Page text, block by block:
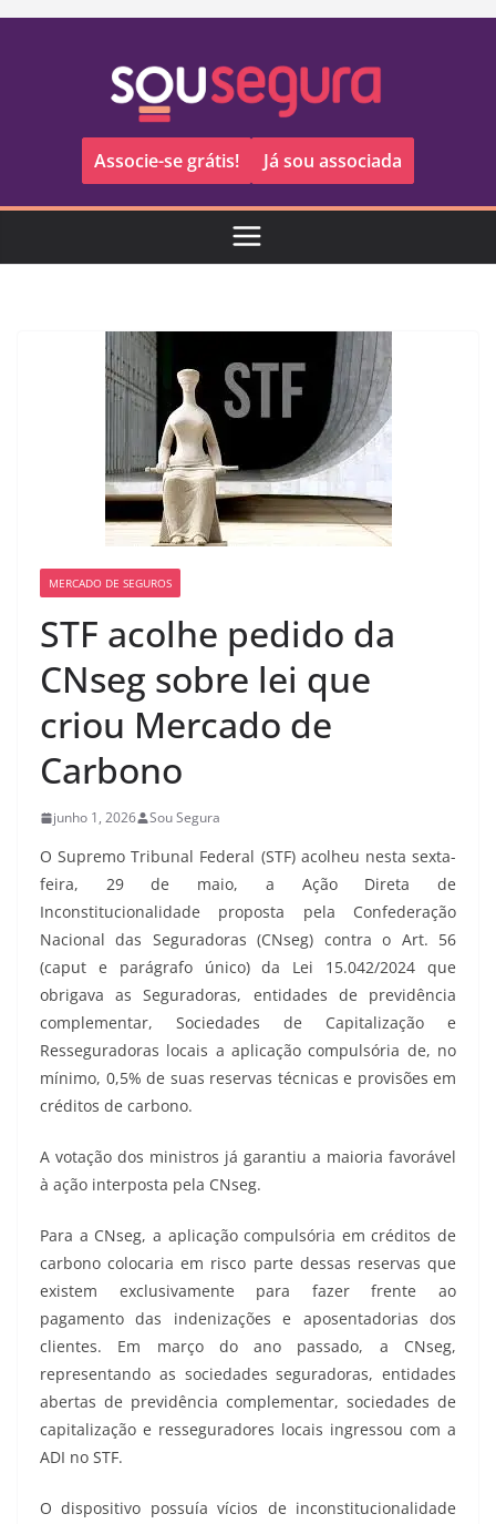
Pular
Associe-se grátis! Já sou associada
MERCADO DE SEGUROS
STF acolhe pedido da
CNseg sobre lei que
criou Mercado de
Carbono
junho 1, 2026 Sou Segura
O Supremo Tribunal Federal (STF) acolheu nesta sexta-
feira, 29 de maio, a Ação Direta de
Inconstitucionalidade proposta pela Confederação
Nacional das Seguradoras (CNseg) contra o Art. 56
(caput e parágrafo único) da Lei 15.042/2024 que
obrigava as Seguradoras, entidades de previdência
complementar, Sociedades de Capitalização e
Resseguradoras locais a aplicação compulsória de, no
mínimo, 0,5% de suas reservas técnicas e provisões em
créditos de carbono.
A votação dos ministros já garantiu a maioria favorável
à ação interposta pela CNseg.
Para a CNseg, a aplicação compulsória em créditos de
carbono colocaria em risco parte dessas reservas que
existem exclusivamente para fazer frente ao
pagamento das indenizações e aposentadorias dos
clientes. Em março do ano passado, a CNseg,
representando as sociedades seguradoras, entidades
abertas de previdência complementar, sociedades de
capitalização e resseguradores locais ingressou com a
ADI no STF.
O dispositivo possuía vícios de inconstitucionalidade